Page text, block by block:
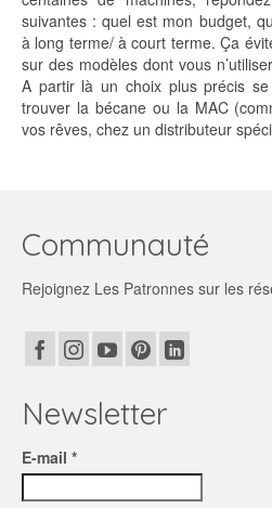
suivantes : quel est mon budget,
à long terme/ à court terme. Ça
sur des modèles dont vous
A partir là un choix plus précis
trouver la bécane ou la MAC
vos rêves, chez un distributeur
Communauté
Rejoignez Les Patronnes sur les
Newsletter
E-mail *